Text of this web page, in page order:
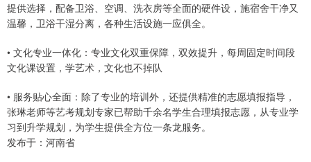
提供选择，配备卫浴、空调、洗衣房等全面的硬件设，施宿舍干净又
温馨，卫浴干湿分离，各种生活设施一应俱全。
• 文化专业一体化：专业文化双重保障，双效提升，每周固定时间段
文化课设置，学艺术，文化也不掉队
• 服务贴心全面：除了专业的培训外，还提供精准的志愿填报指导，
张琳老师等艺考规划专家已帮助千余名学生合理填报志愿，从专业学
习到升学规划，为学生提供全方位一条龙服务。
发布于：河南省